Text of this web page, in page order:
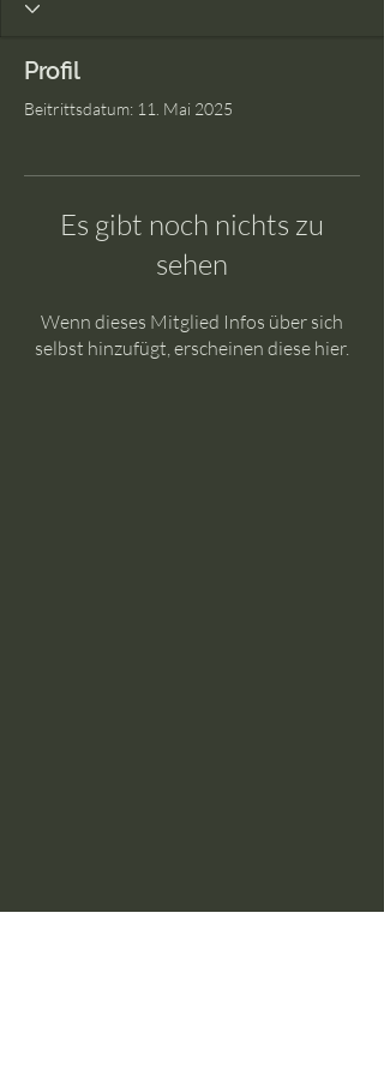
Profil
Beitrittsdatum: 11. Mai 2025
Es gibt noch nichts zu
sehen
Wenn dieses Mitglied Infos über sich
selbst hinzufügt, erscheinen diese hier.